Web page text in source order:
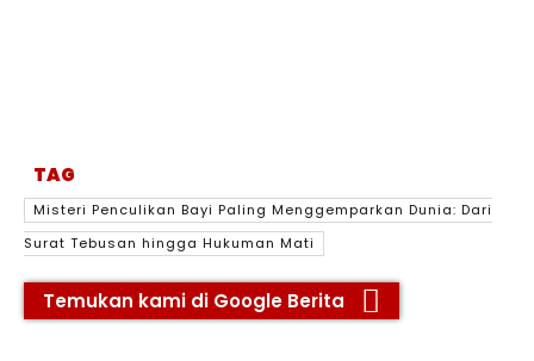
TAG
Misteri Penculikan Bayi Paling Menggemparkan Dunia: Dari
Surat Tebusan hingga Hukuman Mati
Temukan kami di Google Berita